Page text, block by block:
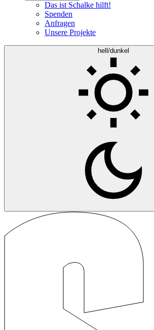
Das ist Schalke hilft!
Spenden
Anfragen
Unsere Projekte
hell/dunkel